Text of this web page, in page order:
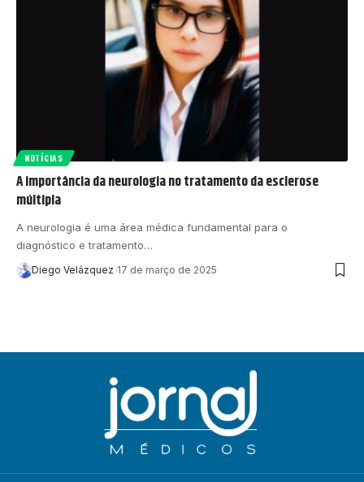
NOTÍCIAS
A importância da neurologia no tratamento da esclerose
múltipla
A neurologia é uma área médica fundamental para o
diagnóstico e tratamento…
Diego Velázquez 17 de março de 2025